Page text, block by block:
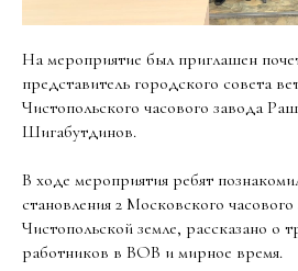
На мероприятие был приглашен
представитель городского совета
Чистопольского часового завода
Шигабутдинов.
В ходе мероприятия ребят
становления 2 Московского
Чистопольской земле, рассказано о
работников в ВОВ и мирное время.